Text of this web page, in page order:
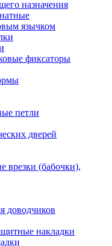
назначения
язычком
фиксаторы
петли
дверей
врезки (бабочки),
доводчиков
накладки